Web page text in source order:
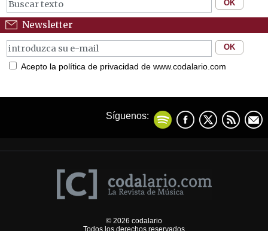
Newsletter
Acepto la política de privacidad de www.codalario.com
Síguenos:
© 2026 codalario
Todos los derechos reservados